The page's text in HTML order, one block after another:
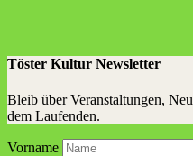
Töster Kultur Newsletter
Bleib über Veranstaltungen,
dem Laufenden.
Vorname